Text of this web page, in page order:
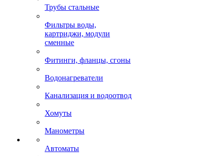
Трубы стальные
Фильтры воды,
картриджи, модули
сменные
Фитинги, фланцы, сгоны
Водонагреватели
Канализация и водоотвод
Хомуты
Манометры
Автоматы